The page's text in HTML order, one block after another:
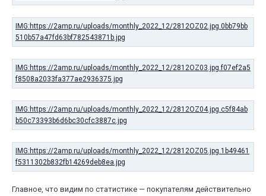
Главное, что видим по статистике — покупателям действительно